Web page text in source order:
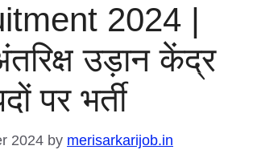
2024 |
उड़ान केंद्र
पर भर्ती
2024 by merisarkarijob.in